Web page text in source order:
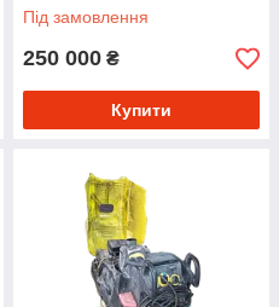
Під замовлення
250 000 ₴
Купити